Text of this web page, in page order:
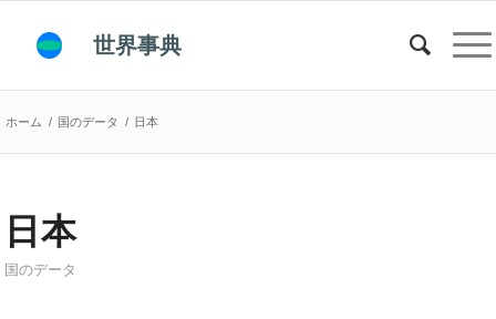
世界事典
ホーム / 国のデータ / 日本
日本
国のデータ